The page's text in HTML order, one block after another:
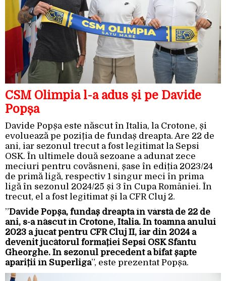
CSM Olimpia l-a adus și pe Davide
Popșa
Davide Popșa este născut în Italia, la Crotone, și
evoluează pe poziția de fundaș dreapta. Are 22 de
ani, iar sezonul trecut a fost legitimat la Sepsi
OSK. În ultimele două sezoane a adunat zece
meciuri pentru covăsneni, șase în ediția 2023/24
de primă ligă, respectiv 1 singur meci în prima
ligă în sezonul 2024/25 și 3 în Cupa României. În
trecut, el a fost legitimat și la CFR Cluj 2.
”Davide Popșa, fundaș dreapta în vârstă de 22 de
ani, s-a născut în Crotone, Italia. În toamna anului
2023 a jucat pentru CFR Cluj II, iar din 2024 a
devenit jucătorul formației Sepsi OSK Sfântu
Gheorghe. În sezonul precedent a bifat șapte
apariții în Superliga”, este prezentat Popșa.